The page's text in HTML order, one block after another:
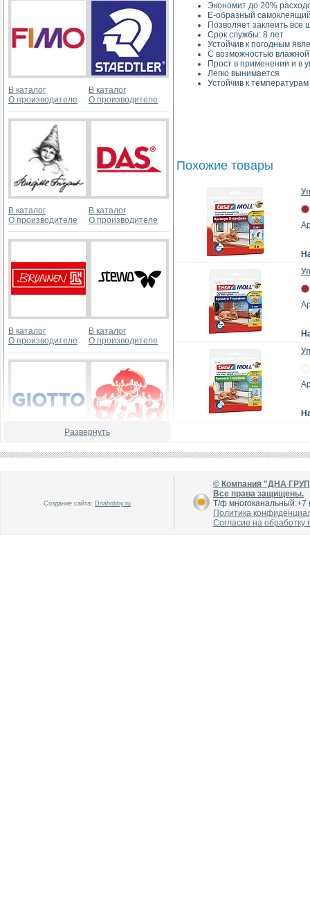
В каталог
О производителе
В каталог
О производителе
В каталог
О производителе
В каталог
О производителе
В каталог
О производителе
В каталог
О производителе
В каталог
В каталог
Развернуть
Экономит до 20%
E-образный
Позволяет заклеить
Срок службы: 8 лет
Устойчив к погодным
С возможностью влажной
Прост в применении и в
Легко вынимается
Устойчив к
Похожие товары
Создание сайта: Dnahobby.ru
© Компания "ДНА
Все права защищены.
Т/ф
Политика
Согласие на